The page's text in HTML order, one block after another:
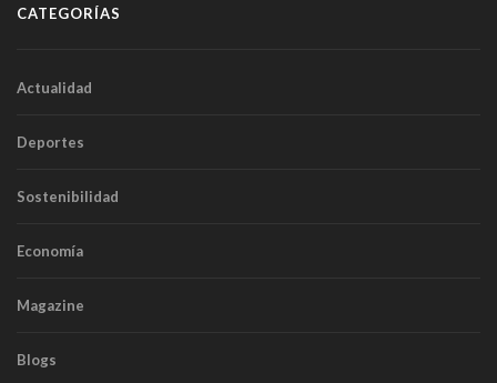
CATEGORÍAS
Actualidad
Deportes
Sostenibilidad
Economía
Magazine
Blogs